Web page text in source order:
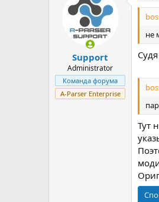
Support
Administrator
Команда форума
A-Parser Enterprise
не
Тут